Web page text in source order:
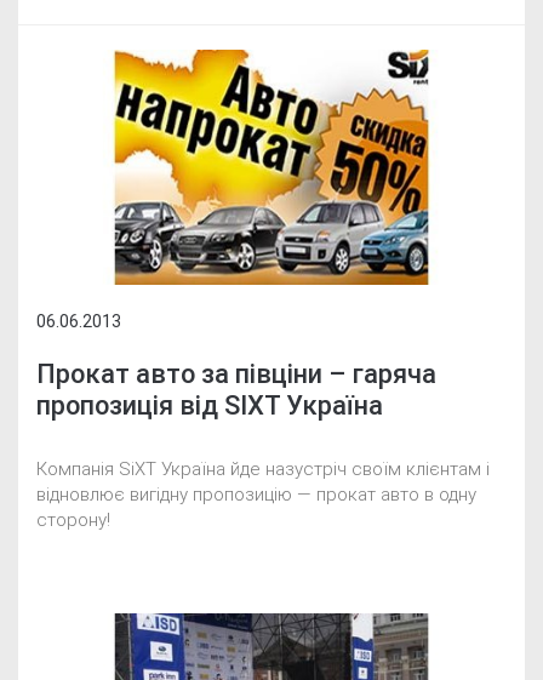
06.06.2013
Прокат авто за півціни – гаряча
пропозиція від SIXT Україна
Компанія SiXT Україна йде назустріч своїм клієнтам і
відновлює вигідну пропозицію — прокат авто в одну
сторону!